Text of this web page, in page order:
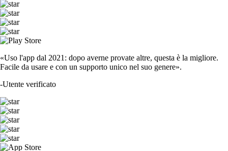
«Uso l'app dal 2021: dopo averne provate altre, questa è la migliore.
Facile da usare e con un supporto unico nel suo genere».
-Utente verificato